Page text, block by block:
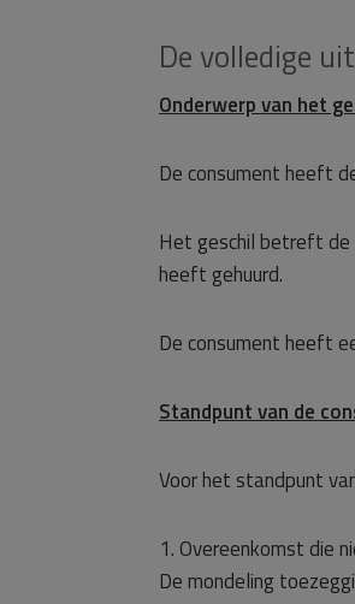
De volledige
Onderwerp van het
De consument heeft
Het geschil betreft de
heeft gehuurd.
De consument heeft
Standpunt van de
Voor het standpunt
1. Overeenkomst die
De mondeling